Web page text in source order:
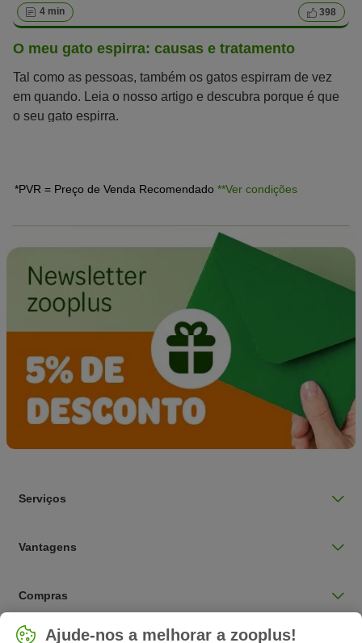
4 min 398
O meu gato espirra: causas e tratamento
Tal como as pessoas, também os gatos espirram de vez
em quando. Leia o nosso artigo e descubra porque é que
o seu gato espirra.
*PVR = Preço de Venda Recomendado **Ver condições
Serviços
Vantagens
Compras
Selecionar país
Ajude-nos a melhorar a zooplus!